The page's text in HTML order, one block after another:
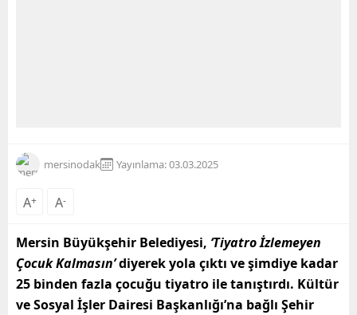
mersinodak Yayınlama: 03.03.2025
A+ A-
Mersin Büyükşehir Belediyesi, ‘Tiyatro İzlemeyen
Çocuk Kalmasın’diyerek yola çıktı ve şimdiye kadar
25 binden fazla çocuğu tiyatro ile tanıştırdı. Kültür
ve Sosyal İşler Dairesi Başkanlığı’na bağlı Şehir